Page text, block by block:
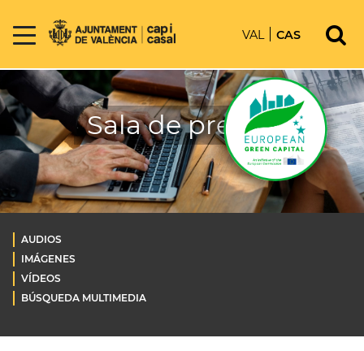
VAL CAS
Sala de prensa
AUDIOS
IMÁGENES
VÍDEOS
BÚSQUEDA MULTIMEDIA